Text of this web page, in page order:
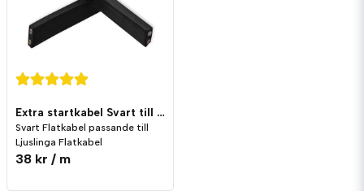
Extra startkabel Svart till Ljusslinga Flatkabel
Svart Flatkabel passande till
Ljuslinga Flatkabel
38 kr / m